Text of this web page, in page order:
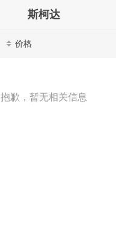
斯柯达
价格
抱歉，暂无相关信息